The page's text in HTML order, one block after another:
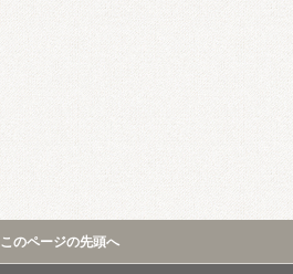
このページの先頭へ